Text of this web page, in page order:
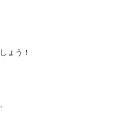
ょう！